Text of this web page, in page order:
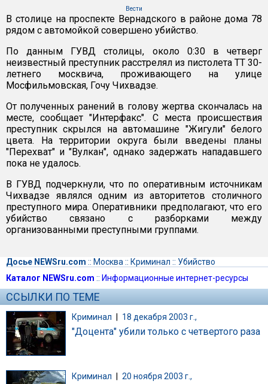
Вести
В столице на проспекте Вернадского в районе дома 78
рядом с автомойкой совершено убийство.
По данным ГУВД столицы, около 0:30 в четверг
неизвестный преступник расстрелял из пистолета ТТ 30-
летнего москвича, проживающего на улице
Мосфильмовская, Гочу Чихвадзе.
От полученных ранений в голову жертва скончалась на
месте, сообщает "Интерфакс". С места происшествия
преступник скрылся на автомашине "Жигули" белого
цвета. На территории округа были введены планы
"Перехват" и "Вулкан", однако задержать нападавшего
пока не удалось.
В ГУВД подчеркнули, что по оперативным источникам
Чихвадзе являлся одним из авторитетов столичного
преступного мира. Оперативники предполагают, что его
убийство связано с разборками между
организованными преступными группами.
Досье NEWSru.com :: Москва :: Криминал :: Убийство
Каталог NEWSru.com :: Информационные интернет-ресурсы
ССЫЛКИ ПО ТЕМЕ
Криминал | 18 декабря 2003 г.,
"Доцента" убили только с четвертого раза
Криминал | 20 ноября 2003 г.,